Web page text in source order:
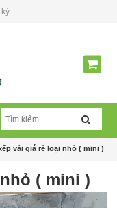
vải giá rẻ loại nhỏ ( mini )
( mini )